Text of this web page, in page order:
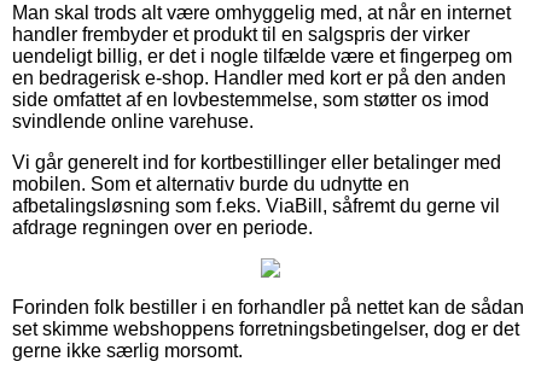
Man skal trods alt være omhyggelig med, at når en internet
handler frembyder et produkt til en salgspris der virker
uendeligt billig, er det i nogle tilfælde være et fingerpeg om
en bedragerisk e-shop. Handler med kort er på den anden
side omfattet af en lovbestemmelse, som støtter os imod
svindlende online varehuse.
Vi går generelt ind for kortbestillinger eller betalinger med
mobilen. Som et alternativ burde du udnytte en
afbetalingsløsning som f.eks. ViaBill, såfremt du gerne vil
afdrage regningen over en periode.
Forinden folk bestiller i en forhandler på nettet kan de sådan
set skimme webshoppens forretningsbetingelser, dog er det
gerne ikke særlig morsomt.